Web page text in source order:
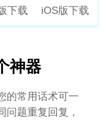
下载 iOS版下载
神器
的常用话术可一
问题重复回复，